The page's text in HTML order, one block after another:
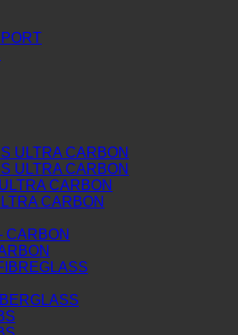
ULTRA CARBON
ULTRA CARBON
CARBON
CARBON
CARBON